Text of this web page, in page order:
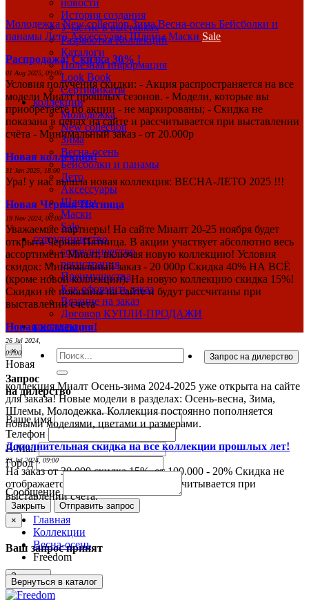
новости
История создания
Участие в выставках
Разработка Коллекций
Каталоги
Полезная информация
Look Book
Сертификаты
коллекции
Молодежка
New collection
Зима
Весна-осень
Бейсболки и панамы
Лето
Аксессуары
Шлемы
Маски
Sale
сотрудничество
сотрудничество
регистрация
Преимущества
Как оформить заказ
Вязание на заказ
Договор КУПЛИ-ПРОДАЖИ
контакты
×
Запрос
на дилерство
Ваше имя
Телефон
E-Mail
Город
Сообщение
Закрыть
Отправить запрос
×
Ваш запрос принят
Закрыть
МолодежкаNew collectionЗимаВесна-осень Бейсболки и
панамы ЛетоАксессуарыШлемыМаски Sale
Распродажа! Скидка 30% !
01 Aug 2025, 09:00
Условия получения скидки: - Акция распространяется на все
модели Миалт прошлых сезонов. - Модели, которые вы
приобретаете по акции - не маркированы; - Скидка не
показана в ценах на сайте и рассчитывается при выставлении
счёта - Минимальный заказ - от 20.000р
Новая коллекция!
31 Jan 2025, 18:00
Ура! у нас вышла новая коллекция: ВЕСНА-ЛЕТО 2025 !!!
Новая Черная Пятница
19 Nov 2024, 00:00
Уважаемые партнеры! На сайте Миалт 20-25 ноября будет
открыта Черная Пятница. В акции участвует абсолютно весь
ассортимент Миалт, включая новую коллекцию! Условия
скидок: Минимальный заказ - 20 000р Скидка 40% НА ВСЁ
(кроме новой коллекции). На новую коллекцию скидка 15%!
Скидки не показаны на сайте и будут рассчитаны при
выставлении счета
Новая коллекция!
26 Jul 2024,
09:00
Новая
коллекция Миалт Осень-зима 2024-2025 уже открыта на сайте
для заказа! Новые модели в разделах: Осень-весна, Зима,
Шлемы, Молодежка. Коллекция постоянно пополняется
новыми моделями, цветами и размерами.
Дополнительная скидка на все коллекции прошлых лет!
23 Jul 2024, 09:00
На заказ от 30.000 скидка 15%, от 100.000 - 20% Скидка не
отображается в ценах на сайте и рассчитывается при
выставлении счета.
Главная
Коллекции
Весна-осень
Freedom